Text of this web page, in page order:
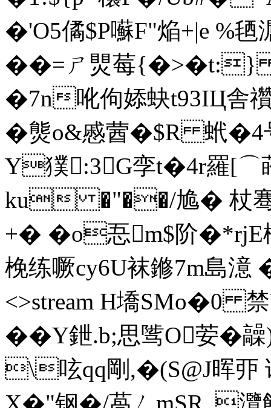
�'O5僪$P囌F"焔+|e
��=ㄕ煛莓{�>�t:}
�7n吪佝婖蚗t93IЦ舎
�熋o&慼蒏�$R 蚮�4
Y獛:3G孪t�4r羅[⌒
ku �"��/尯� 杖骞&
+� �o忢m$阶�*rjE
梚练噘cy6U袜鎀7m島澺
<>stream H墧SMo�0
��Y鉪.b;思骘O荌�
\呟qq剛,�(S@J晖丣